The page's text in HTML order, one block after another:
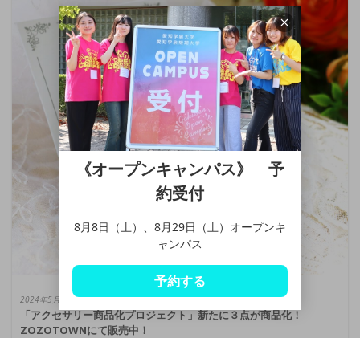
2024年5月17日
「アクセサリー商品化プロジェクト」新たに３点が商品化！
ZOZOTOWNにて販売中！
《オープンキャンパス》 予
約受付
8月8日（土）、8月29日（土）オープンキ
ャンパス
予約する